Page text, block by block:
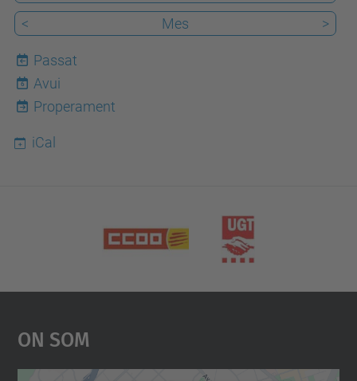
<
Mes >
Passat
6
Avui
Properament
iCal
On Som